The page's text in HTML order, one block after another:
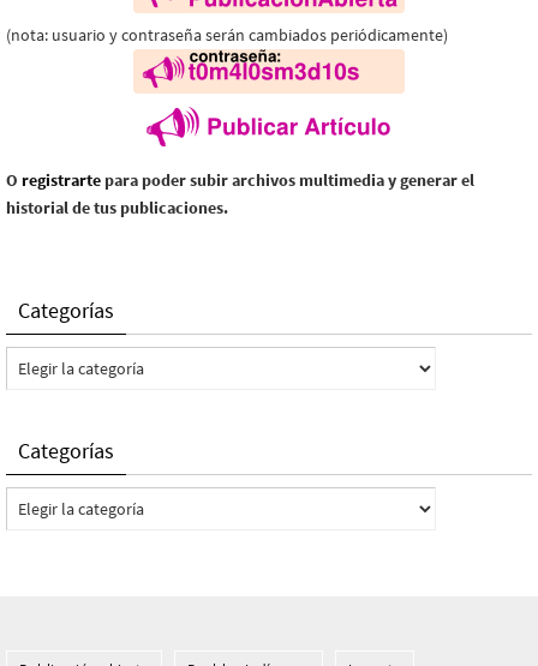
(nota: usuario y contraseña serán cambiados periódicamente)
O registrarte para poder subir archivos multimedia y generar el
historial de tus publicaciones.
Categorías
Categorías
Categorías
Categorías